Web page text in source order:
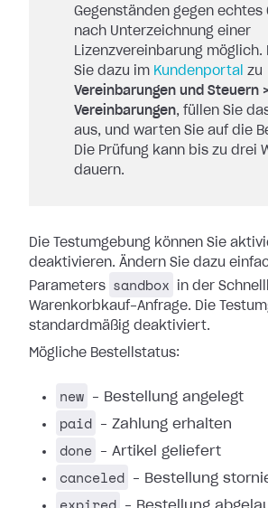
Gegenständen gegen echtes
nach Unterzeichnung einer
Lizenzvereinbarung möglich.
Sie dazu im Kundenportal zu
Vereinbarungen und Steuern >
Vereinbarungen, füllen Sie
aus, und warten Sie auf die
Die Prüfung kann bis zu drei
dauern.
Die Testumgebung können Sie
deaktivieren. Ändern Sie dazu
Parameters
sandbox
in der
Warenkorbkauf-Anfrage. Die
standardmäßig deaktiviert.
Mögliche Bestellstatus:
new – Bestellung angelegt
paid – Zahlung erhalten
done – Artikel geliefert
canceled – Bestellung